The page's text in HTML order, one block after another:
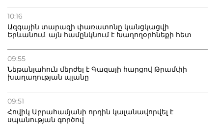
10:16
Ազգային տարազի փառատոնը կանցկացվի
Երևանում. այն համընկնում է Խաղողօրհնեքի հետ
09:55
Նեթանյահուն մերժել է Գազայի հարցով Թրամփի
խաղաղության պլանը
09:51
Հովիկ Աբրահամյանի որդին կալանավորվել է
սպանության գործով